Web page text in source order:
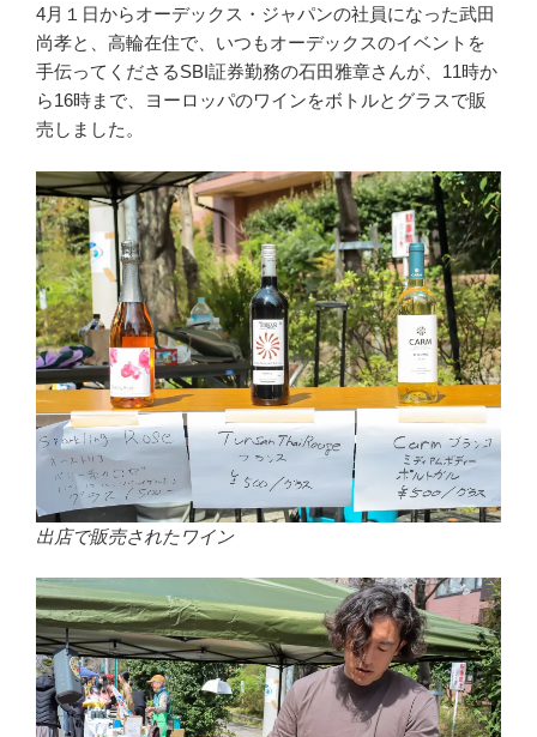
4月１日からオーデックス・ジャパンの社員になった武田
尚孝と、高輪在住で、いつもオーデックスのイベントを
手伝ってくださるSBI証券勤務の石田雅章さんが、11時か
ら16時まで、ヨーロッパのワインをボトルとグラスで販
売しました。
出店で販売されたワイン